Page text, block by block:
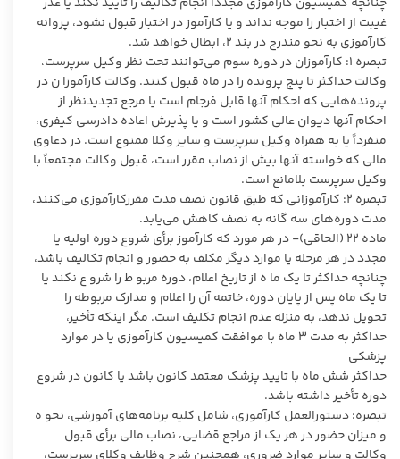
غیبت از اختبار را موجه نداند و یا کارآموز در اختبار قبول نشود، پروانه
کارآموزی به نحو مندرج در بند ۲، ابطال خواهد شد.
تبصره ۱: کارآموزان در دوره سوم می‌توانند تحت نظر وکیل سرپرست،
وکالت حداکثر تا پنج پرونده را در ماه قبول کنند. وکالت کارآموزا ن در
پرونده‌هایی که احکام آنها قابل فرجام است یا مرجع تجدیدنظر از
احکام آنها دیوان عالی کشور است و یا پذیرش اعاده دادرسی کیفری،
منفرداً یا به همراه وکیل سرپرست و سایر وکلا ممنوع است. در دعاوی
مالی که خواسته آنها بیش از نصاب مقرر است، قبول وکالت مجتمعاً با
وکیل سرپرست بلامانع است.
تبصره ۲: کارآموزانی که طبق قانون نصف مدت مقررکارآموزی می‌کنند،
مدت دوره‌های سه گانه به نصف کاهش می‌یابد.
ماده ۲۲ (الحاقی)- در هر مورد که کارآموز برأی شروع دوره اولیه یا
مجدد در هر مرحله یا موارد دیگر مکلف به حضور و انجام تکالیف باشد،
چنانچه حداکثر تا یک ما ه از تاریخ اعلام، دوره مربو ط را شرو ع نکند یا
تا یک ماه پس از پایان دوره، خاتمه آن را اعلام و مدارک مربوطه را
تحویل ندهد، به منزله عدم انجام تکلیف است. مگر اینکه تأخیر،
حداکثر به مدت ۳ ماه با موافقت کمیسیون کارآموزی یا در موارد
پزشکی
حداکثر شش ماه با تایید پزشک معتمد کانون باشد یا کانون در شروع
دوره تأخیر داشته باشد.
تبصره: دستورالعمل کارآموزی، شامل کلیه برنامه‌های آموزشی، نحو ه
و میزان حضور در هر یک از مراجع قضایی، نصاب مالی برأی قبول
وکالت و سایر موارد ضروری، همچنین شرح وظایف وکلای سرپرست،